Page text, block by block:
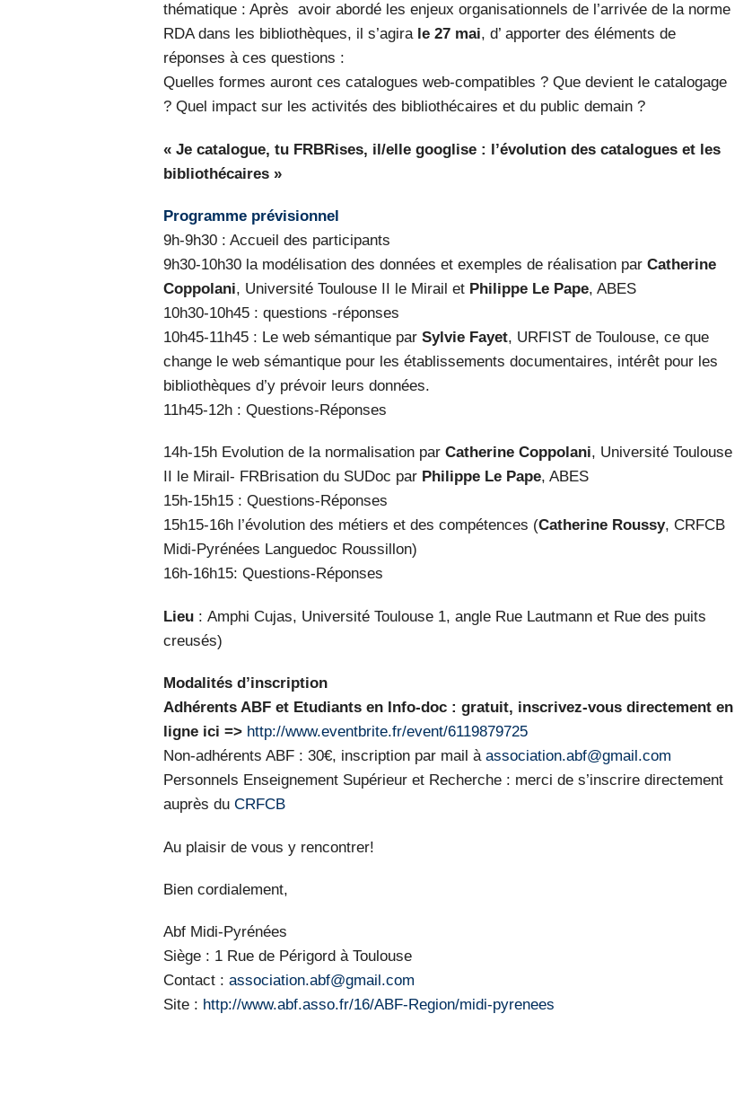
thématique : Après avoir abordé les enjeux organisationnels de l’arrivée de la norme
RDA dans les bibliothèques, il s’agira le 27 mai, d’ apporter des éléments de
réponses à ces questions :
Quelles formes auront ces catalogues web-compatibles ? Que devient le catalogage
? Quel impact sur les activités des bibliothécaires et du public demain ?
« Je catalogue, tu FRBRises, il/elle googlise : l’évolution des catalogues et les
bibliothécaires »
Programme prévisionnel
9h-9h30 : Accueil des participants
9h30-10h30 la modélisation des données et exemples de réalisation par Catherine
Coppolani, Université Toulouse II le Mirail et Philippe Le Pape, ABES
10h30-10h45 : questions -réponses
10h45-11h45 : Le web sémantique par Sylvie Fayet, URFIST de Toulouse, ce que
change le web sémantique pour les établissements documentaires, intérêt pour les
bibliothèques d’y prévoir leurs données.
11h45-12h : Questions-Réponses
14h-15h Evolution de la normalisation par Catherine Coppolani, Université Toulouse
II le Mirail- FRBrisation du SUDoc par Philippe Le Pape, ABES
15h-15h15 : Questions-Réponses
15h15-16h l’évolution des métiers et des compétences (Catherine Roussy, CRFCB
Midi-Pyrénées Languedoc Roussillon)
16h-16h15: Questions-Réponses
Lieu : Amphi Cujas, Université Toulouse 1, angle Rue Lautmann et Rue des puits
creusés)
Modalités d’inscription
Adhérents ABF et Etudiants en Info-doc : gratuit, inscrivez-vous directement en
ligne ici => http://www.eventbrite.fr/event/6119879725
Non-adhérents ABF : 30€, inscription par mail à association.abf@gmail.com
Personnels Enseignement Supérieur et Recherche : merci de s’inscrire directement
auprès du CRFCB
Au plaisir de vous y rencontrer!
Bien cordialement,
Abf Midi-Pyrénées
Siège : 1 Rue de Périgord à Toulouse
Contact : association.abf@gmail.com
Site : http://www.abf.asso.fr/16/ABF-Region/midi-pyrenees